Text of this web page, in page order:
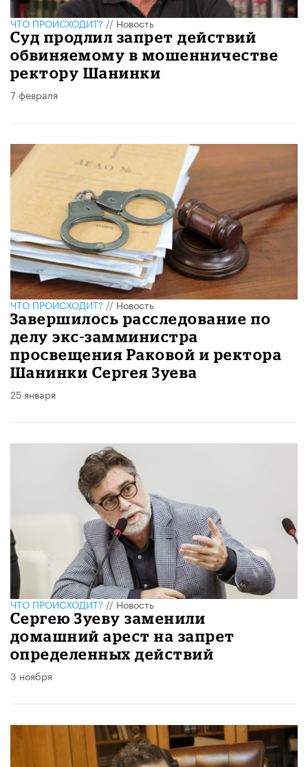
ЧТО ПРОИСХОДИТ?//Новость
Суд продлил запрет действий
обвиняемому в мошенничестве
ректору Шанинки
7 февраля
ЧТО ПРОИСХОДИТ?//Новость
Завершилось расследование по
делу экс-замминистра
просвещения Раковой и ректора
Шанинки Сергея Зуева
25 января
ЧТО ПРОИСХОДИТ?//Новость
Сергею Зуеву заменили
домашний арест на запрет
определенных действий
3 ноября